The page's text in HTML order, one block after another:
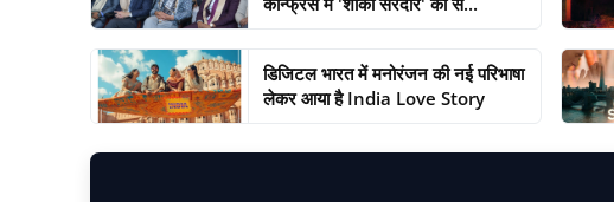
डिजिटल भारत में मनोरंजन की नई परिभाषा
लेकर आया है India Love Story